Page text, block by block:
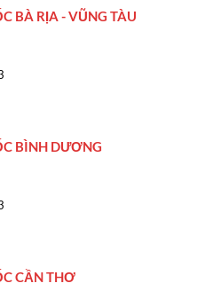
BÀ RỊA - VŨNG TÀU
BÌNH DƯƠNG
CẦN THƠ